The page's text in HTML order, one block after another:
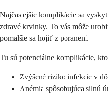
Najčastejšie komplikácie sa
zdravé krvinky. To vás môže
pomalšie sa hojiť z poranení.
Tu sú potenciálne komplikácie,
Zvýšené riziko infekcie v
Anémia spôsobujúca silnú